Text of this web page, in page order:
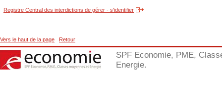
Registre Central des interdictions de gérer - s'identifier
Vers le haut de la page Retour
SPF Economie, PME,
Energie.